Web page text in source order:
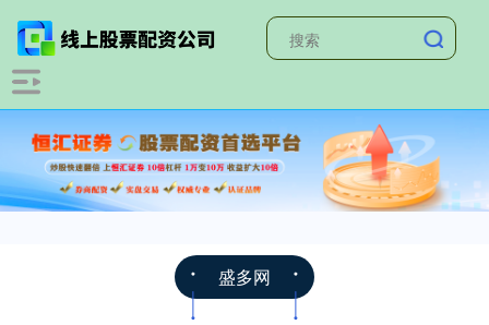
盛多网